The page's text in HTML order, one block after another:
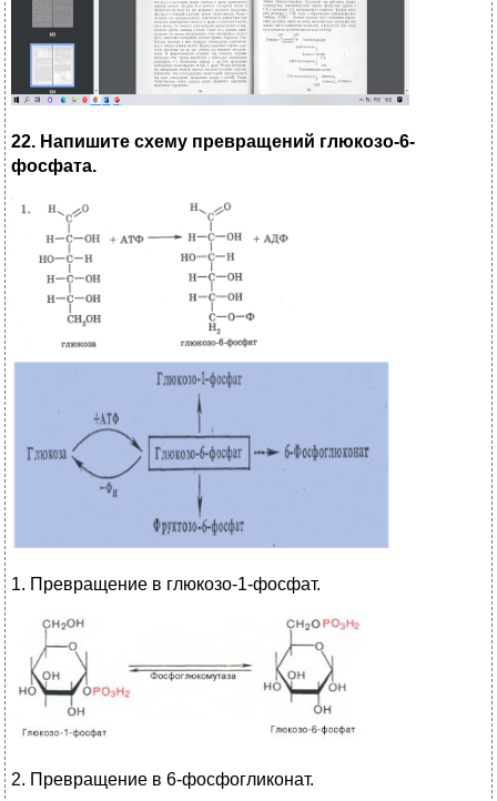
22. Напишите схему превращений глюкозо-6-
фосфата.
1. Превращение в глюкозо-1-фосфат.
2. Превращение в 6-фосфогликонат.